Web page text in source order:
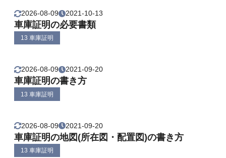
2026-08-09 2021-10-13
車庫証明の必要書類
13 車庫証明
2026-08-09 2021-09-20
車庫証明の書き方
13 車庫証明
2026-08-09 2021-09-20
車庫証明の地図(所在図・配置図)の書き方
13 車庫証明